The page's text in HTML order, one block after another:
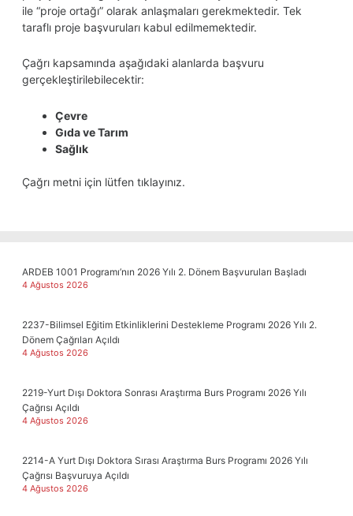
ile “proje ortağı” olarak anlaşmaları gerekmektedir. Tek
taraflı proje başvuruları kabul edilmemektedir.
Çağrı kapsamında aşağıdaki alanlarda başvuru
gerçekleştirilebilecektir:
Çevre
Gıda ve Tarım
Sağlık
Çağrı metni için lütfen tıklayınız.
ARDEB 1001 Programı’nın 2026 Yılı 2. Dönem Başvuruları Başladı
4 Ağustos 2026
2237-Bilimsel Eğitim Etkinliklerini Destekleme Programı 2026 Yılı 2.
Dönem Çağrıları Açıldı
4 Ağustos 2026
2219-Yurt Dışı Doktora Sonrası Araştırma Burs Programı 2026 Yılı
Çağrısı Açıldı
4 Ağustos 2026
2214-A Yurt Dışı Doktora Sırası Araştırma Burs Programı 2026 Yılı
Çağrısı Başvuruya Açıldı
4 Ağustos 2026